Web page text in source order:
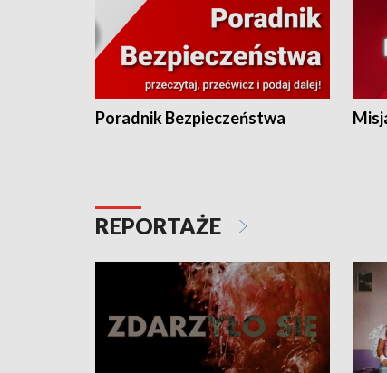
Poradnik Bezpieczeństwa
REPORTAŻE